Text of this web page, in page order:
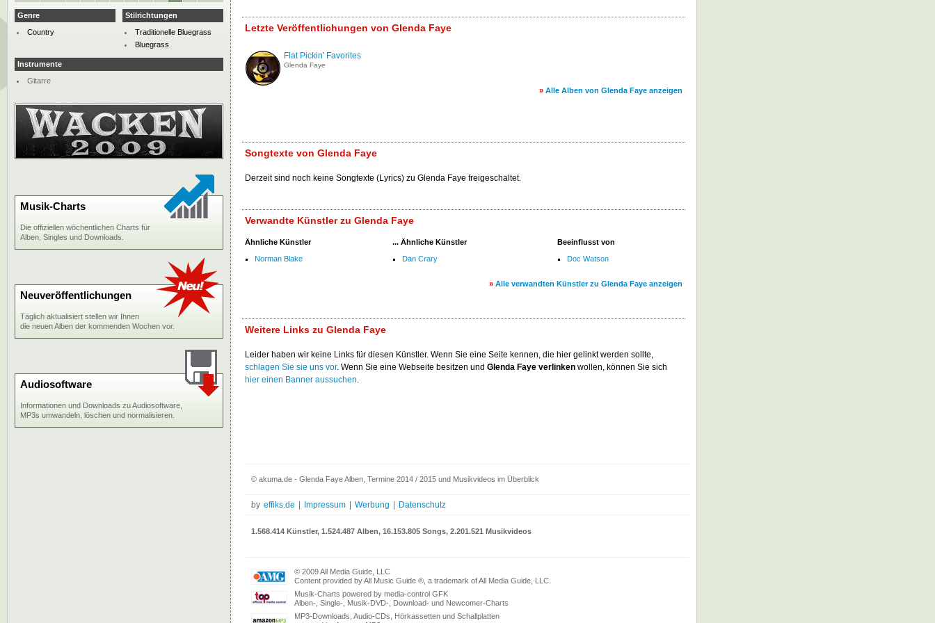
Letzte Veröffentlichungen von Glenda Faye
Flat Pickin' Favorites
Glenda Faye
» Alle Alben von Glenda Faye anzeigen
Songtexte von Glenda Faye
Derzeit sind noch keine Songtexte (Lyrics) zu Glenda Faye freigeschaltet.
Verwandte Künstler zu Glenda Faye
Ähnliche Künstler
Norman Blake
... Ähnliche Künstler
Dan Crary
Beeinflusst von
Doc Watson
» Alle verwandten Künstler zu Glenda Faye anzeigen
Weitere Links zu Glenda Faye
Leider haben wir keine Links für diesen Künstler. Wenn Sie eine Seite kennen, die hier gelinkt werden sollte,
schlagen Sie sie uns vor. Wenn Sie eine Webseite besitzen und Glenda Faye verlinken wollen, können Sie sich
hier einen Banner aussuchen.
Genre
Country
Stilrichtungen
Traditionelle Bluegrass
Bluegrass
Instrumente
Gitarre
Musik-Charts
Die offiziellen wöchentlichen Charts für
Alben, Singles und Downloads.
Neuveröffentlichungen
Täglich aktualisiert stellen wir Ihnen
die neuen Alben der kommenden Wochen vor.
Audiosoftware
Informationen und Downloads zu Audiosoftware,
MP3s umwandeln, löschen und normalisieren.
© akuma.de - Glenda Faye Alben, Termine 2014 / 2015 und Musikvideos im Überblick
by effiks.de Impressum Werbung Datenschutz
1.568.414 Künstler, 1.524.487 Alben, 16.153.805 Songs, 2.201.521 Musikvideos
© 2009 All Media Guide, LLC
Content provided by All Music Guide ®, a trademark of All Media Guide, LLC.
Musik-Charts powered by media-control GFK
Alben-, Single-, Musik-DVD-, Download- und Newcomer-Charts
MP3-Downloads, Audio-CDs, Hörkassetten und Schallplatten